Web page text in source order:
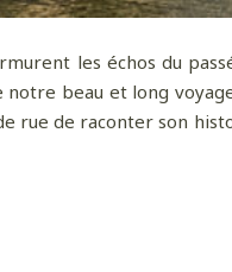
les échos du
beau et long
rue de raconter son